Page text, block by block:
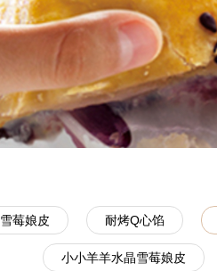
雪莓娘皮 耐烤Q心馅
小小羊羊水晶雪莓娘皮